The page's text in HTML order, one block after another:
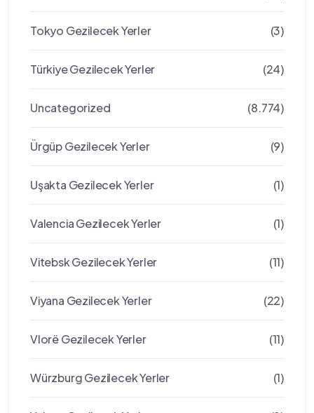
Tokyo Gezilecek Yerler (3)
Türkiye Gezilecek Yerler (24)
Uncategorized (8.774)
Ürgüp Gezilecek Yerler (9)
Uşakta Gezilecek Yerler (1)
Valencia Gezilecek Yerler (1)
Vitebsk Gezilecek Yerler (11)
Viyana Gezilecek Yerler (22)
Vlorë Gezilecek Yerler (11)
Würzburg Gezilecek Yerler (1)